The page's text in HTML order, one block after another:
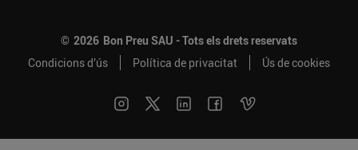
© 2026 Bon Preu SAU - Tots els drets reservats
Condicions d’ús
Política de privacitat Ús de cookies